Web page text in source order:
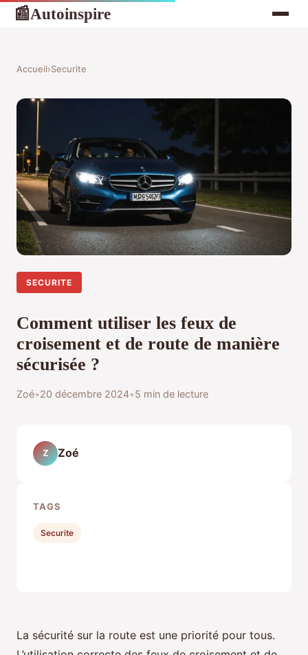
📰Autoinspire
Accueil›Securite
SECURITE
Comment utiliser les feux de
croisement et de route de manière
sécurisée ?
Zoé•20 décembre 2024•5 min de lecture
La sécurité sur la route est une priorité pour tous.
Z Zoé
TAGS
Securite